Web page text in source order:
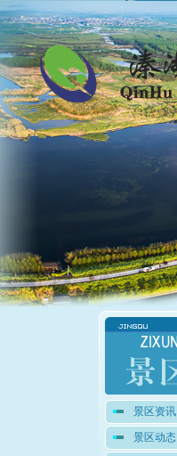
景区资讯
景区动态